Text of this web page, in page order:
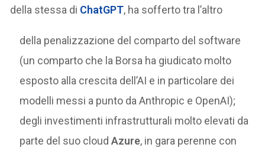
della stessa di ChatGPT, ha sofferto tra l’altro
della penalizzazione del comparto del software
(un comparto che la Borsa ha giudicato molto
esposto alla crescita dell’AI e in particolare dei
modelli messi a punto da Anthropic e OpenAI);
degli investimenti infrastrutturali molto elevati da
parte del suo cloudAzure, in gara perenne con